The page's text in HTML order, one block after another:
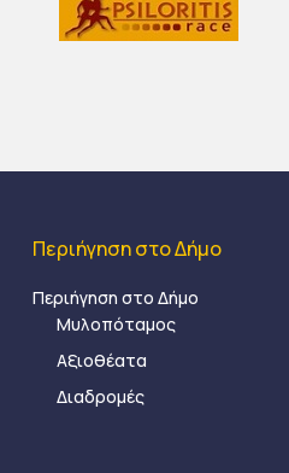
Περιήγηση στο Δήμο
Περιήγηση στο Δήμο
Μυλοπόταμος
Αξιοθέατα
Διαδρομές